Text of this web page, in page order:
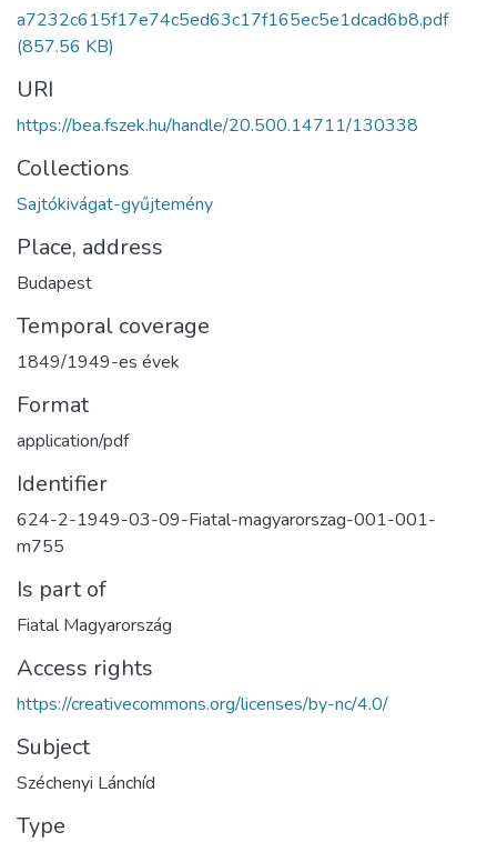
a7232c615f17e74c5ed63c17f165ec5e1dcad6b8.pdf
(857.56 KB)
URI
https://bea.fszek.hu/handle/20.500.14711/130338
Collections
Sajtókivágat-gyűjtemény
Place, address
Budapest
Temporal coverage
1849/1949-es évek
Format
application/pdf
Identifier
624-2-1949-03-09-Fiatal-magyarorszag-001-001-
m755
Is part of
Fiatal Magyarország
Access rights
https://creativecommons.org/licenses/by-nc/4.0/
Subject
Széchenyi Lánchíd
Type